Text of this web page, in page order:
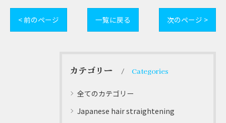
< 前のページ 一覧に戻る 次のページ >
カテゴリー Categories
全てのカテゴリー
Japanese hair straightening